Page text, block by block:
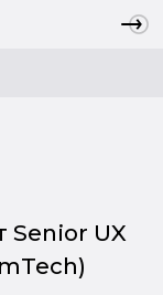
Senior UX